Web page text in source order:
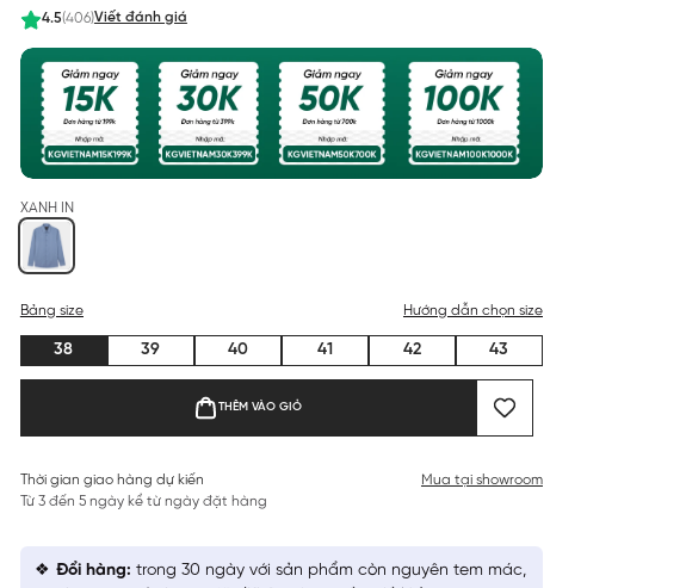
4.5(406)Viết đánh giá
XANH IN
Bảng size Hướng dẫn chọn size
38 39 40 41 42 43
THÊM VÀO GIỎ
Thời gian giao hàng dự kiến
Từ 3 đến 5 ngày kể từ ngày đặt hàng
Mua tại showroom
Đổi hàng: trong 30 ngày với sản phẩm còn nguyên tem mác,